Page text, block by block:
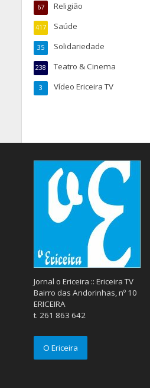
Religião
67
Saúde
417
Solidariedade
35
Teatro & Cinema
238
Vídeo Ericeira TV
3
Jornal o Ericeira :: Ericeira TV
Bairro das Andorinhas, nº 10
ERICEIRA
t. 261 863 642
O Ericeira